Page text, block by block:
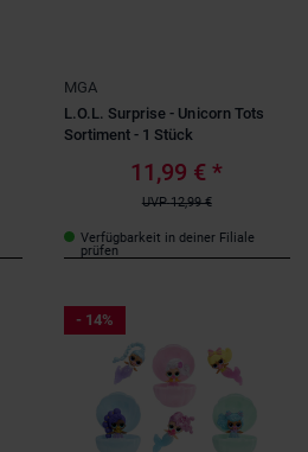
MGA
L.O.L. Surprise - Unicorn Tots
Sortiment - 1 Stück
11,99 € *
UVP 12,99 €
Verfügbarkeit in deiner Filiale
prüfen
- 14%